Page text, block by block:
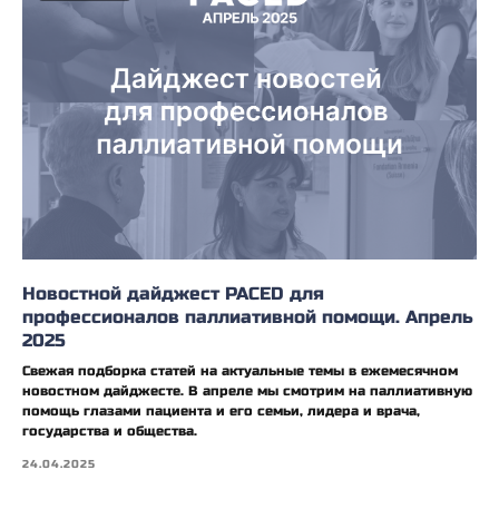
Новостной дайджест PACED для
профессионалов паллиативной помощи. Апрель
2025
Свежая подборка статей на актуальные темы в ежемесячном
новостном дайджесте. В апреле мы смотрим на паллиативную
помощь глазами пациента и его семьи, лидера и врача,
государства и общества.
24.04.2025